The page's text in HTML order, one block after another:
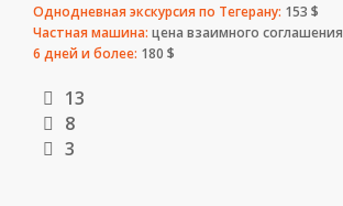
Однодневная экскурсия по Тегерану: 153 $
Частная машина: цена взаимного соглашения
6 дней и более: 180 $
13
8
3